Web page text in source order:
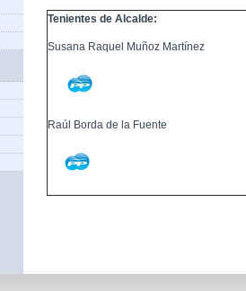
Tenientes de Alcalde:
Susana Raquel Muñoz Martínez
Raúl Borda de la Fuente